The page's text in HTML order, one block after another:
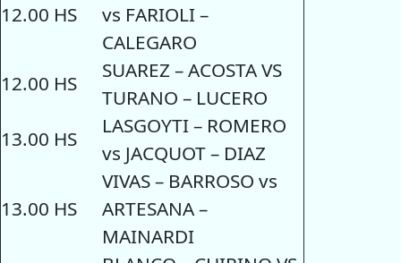
12.00 HS
vs FARIOLI –
CALEGARO
12.00 HS
SUAREZ – ACOSTA VS
TURANO – LUCERO
13.00 HS
LASGOYTI – ROMERO
vs JACQUOT – DIAZ
13.00 HS
VIVAS – BARROSO vs
ARTESANA –
MAINARDI